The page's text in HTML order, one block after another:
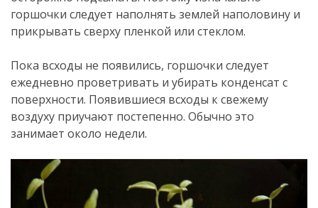
горшочки следует наполнять землей наполовину и
прикрывать сверху пленкой или стеклом.
Пока всходы не появились, горшочки следует
ежедневно проветривать и убирать конденсат с
поверхности. Появившиеся всходы к свежему
воздуху приучают постепенно. Обычно это
занимает около недели.